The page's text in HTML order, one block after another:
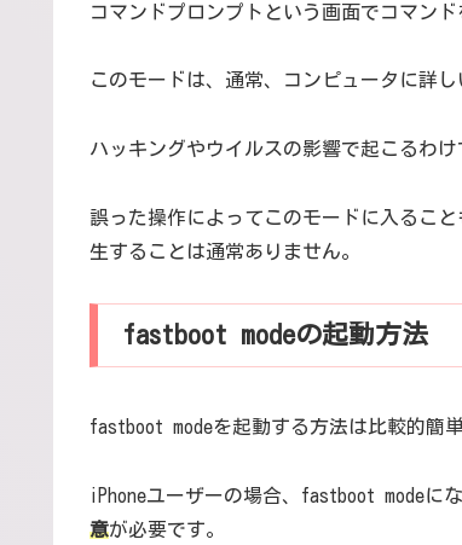
コマンドプロンプトという画面でコマン
このモードは、通常、コンピュータに詳
ハッキングやウイルスの影響で起こるわ
誤った操作によってこのモードに入るこ
生することは通常ありません。
fastboot modeの起動方法
fastboot modeを起動する方法は比較的簡
iPhoneユーザーの場合、fastboot modeに
意が必要です。